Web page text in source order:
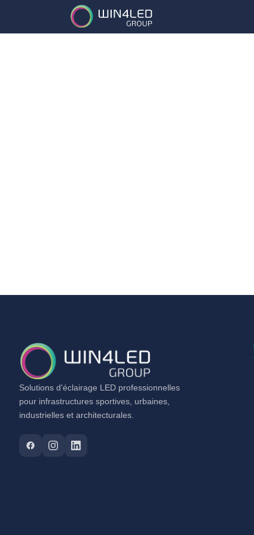
Solutions d'éclairage LED professionnelles
pour infrastructures sportives, urbaines,
industrielles et architecturales.